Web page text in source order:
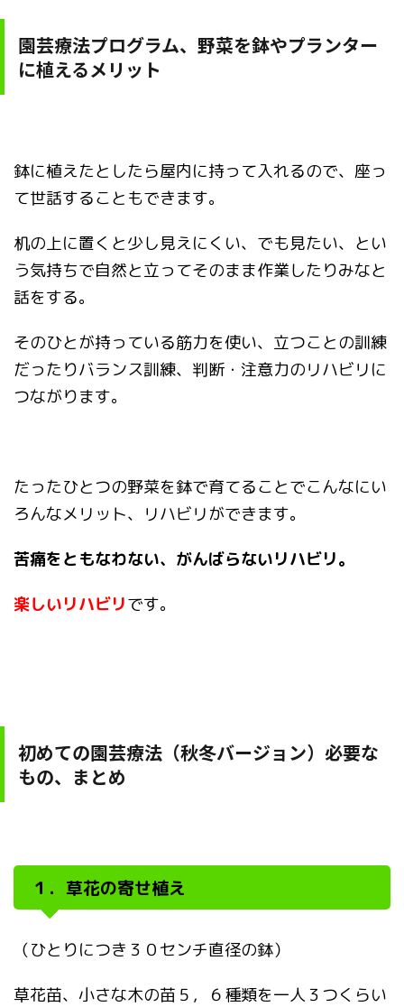
園芸療法プログラム、野菜を鉢やプランター
に植えるメリット
鉢に植えたとしたら屋内に持って入れるので、座っ
て世話することもできます。
机の上に置くと少し見えにくい、でも見たい、とい
う気持ちで自然と立ってそのまま作業したりみなと
話をする。
そのひとが持っている筋力を使い、立つことの訓練
だったりバランス訓練、判断・注意力のリハビリに
つながります。
たったひとつの野菜を鉢で育てることでこんなにい
ろんなメリット、リハビリができます。
苦痛をともなわない、がんばらないリハビリ。
楽しいリハビリです。
初めての園芸療法（秋冬バージョン）必要な
もの、まとめ
１．草花の寄せ植え
（ひとりにつき３０センチ直径の鉢）
草花苗、小さな木の苗５，６種類を一人３つくらい